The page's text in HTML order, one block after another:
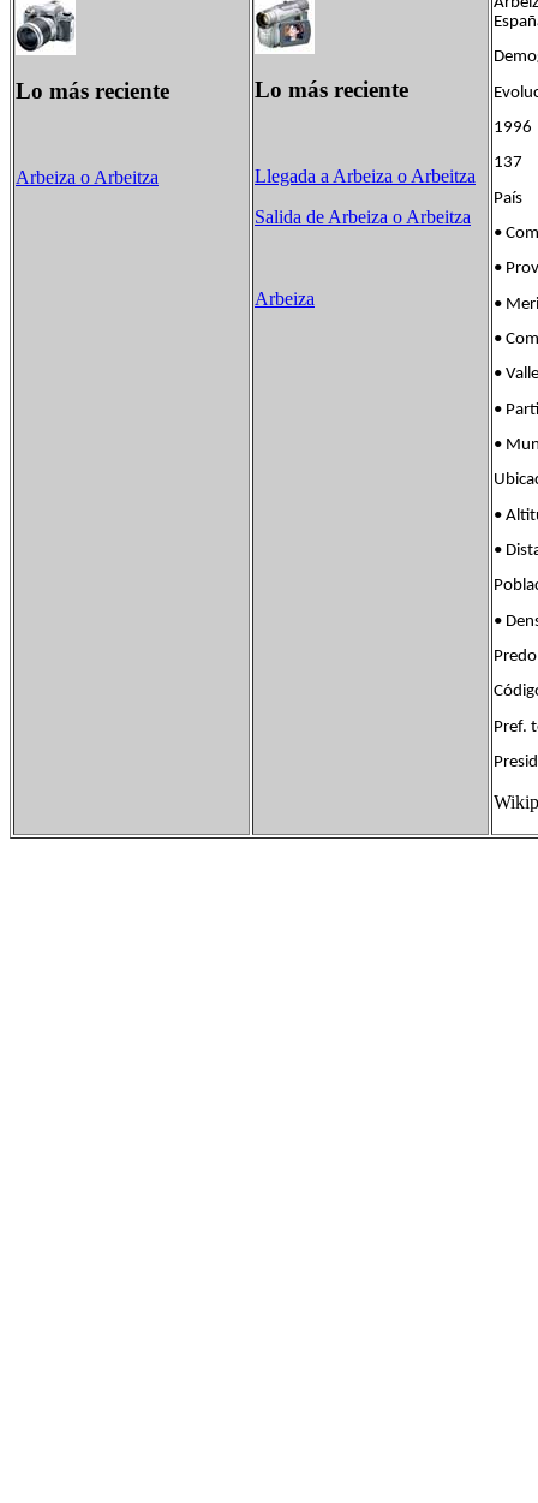
Lo más reciente
Arbeiza o Arbeitza
Lo más reciente
Llegada a Arbeiza o Arbeitza
Salida de Arbeiza o Arbeitza
Arbeiza
País
•
•
•
•
•
•
•
•
•
•